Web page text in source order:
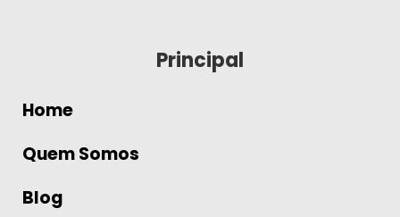
Principal
Home
Quem Somos
Blog